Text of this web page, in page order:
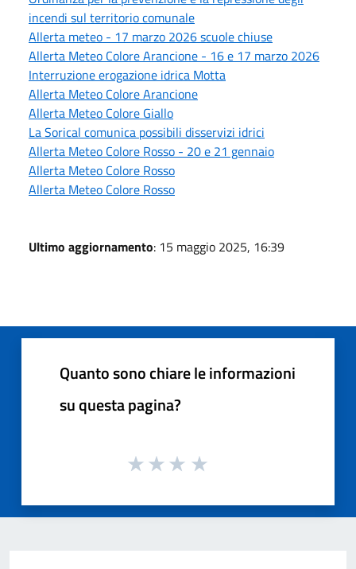
incendi sul territorio comunale
Allerta meteo - 17 marzo 2026 scuole chiuse
Allerta Meteo Colore Arancione - 16 e 17 marzo 2026
Interruzione erogazione idrica Motta
Allerta Meteo Colore Arancione
Allerta Meteo Colore Giallo
La Sorical comunica possibili disservizi idrici
Allerta Meteo Colore Rosso - 20 e 21 gennaio
Allerta Meteo Colore Rosso
Allerta Meteo Colore Rosso
Ultimo aggiornamento: 15 maggio 2025, 16:39
Quanto sono chiare le informazioni
su questa pagina?